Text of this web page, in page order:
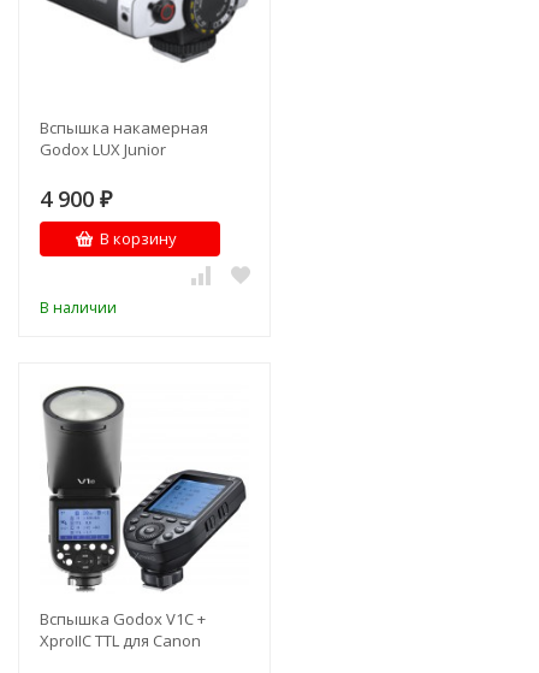
Вспышка накамерная
Godox LUX Junior
4 900 ₽
В корзину
В наличии
Вспышка Godox V1C +
XproIIC TTL для Canon